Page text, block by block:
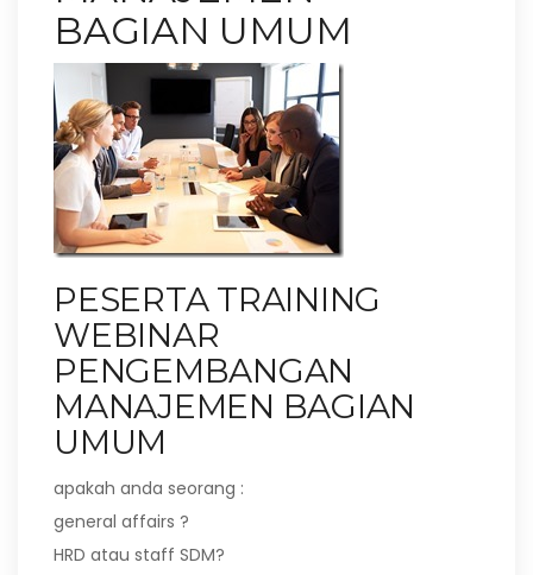
BAGIAN UMUM
PESERTA TRAINING
WEBINAR
PENGEMBANGAN
MANAJEMEN BAGIAN
UMUM
apakah anda seorang :
general affairs ?
HRD atau staff SDM?